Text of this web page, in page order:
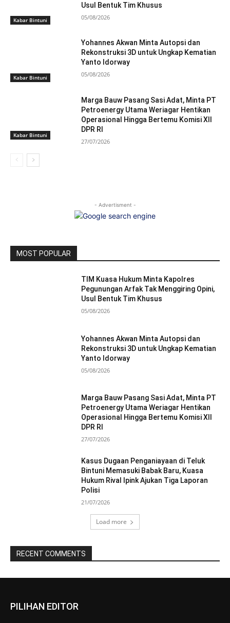
Kabar Bintuni
Usul Bentuk Tim Khusus
05/08/2026
Kabar Bintuni
Yohannes Akwan Minta Autopsi dan
Rekonstruksi 3D untuk Ungkap Kematian
Yanto Idorway
05/08/2026
Kabar Bintuni
Marga Bauw Pasang Sasi Adat, Minta PT
Petroenergy Utama Weriagar Hentikan
Operasional Hingga Bertemu Komisi XII
DPR RI
27/07/2026
- Advertisment -
MOST POPULAR
TIM Kuasa Hukum Minta Kapolres
Pegunungan Arfak Tak Menggiring Opini,
Usul Bentuk Tim Khusus
05/08/2026
Yohannes Akwan Minta Autopsi dan
Rekonstruksi 3D untuk Ungkap Kematian
Yanto Idorway
05/08/2026
Marga Bauw Pasang Sasi Adat, Minta PT
Petroenergy Utama Weriagar Hentikan
Operasional Hingga Bertemu Komisi XII
DPR RI
27/07/2026
Kasus Dugaan Penganiayaan di Teluk
Bintuni Memasuki Babak Baru, Kuasa
Hukum Rival Ipink Ajukan Tiga Laporan
Polisi
21/07/2026
Load more
RECENT COMMENTS
PILIHAN EDITOR